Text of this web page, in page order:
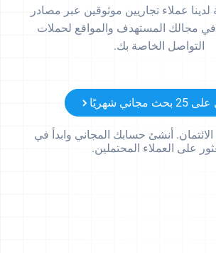
لدينا عملاء تجاريين موثوقين عبر مصادر
في مجالك المستهدف والمواقع لحملات
التواصل الخاصة بك.
مجاني شهريًا
أنشئ حسابك المجاني وابدأ في
على العملاء المحتملين.